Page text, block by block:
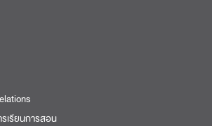
เรียนการสอน